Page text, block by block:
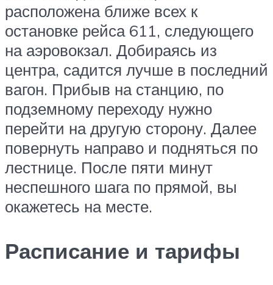
расположена ближе всех к
остановке рейса 611, следующего
на аэровокзал. Добираясь из
центра, садится лучше в последний
вагон. Прибыв на станцию, по
подземному переходу нужно
перейти на другую сторону. Далее
повернуть направо и подняться по
лестнице. После пяти минут
неспешного шага по прямой, вы
окажетесь на месте.
Расписание и тарифы